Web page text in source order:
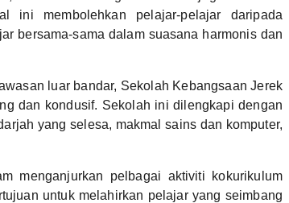
ini membolehkan pelajar-pelajar daripada
bersama-sama dalam suasana harmonis dan
luar bandar, Sekolah Kebangsaan Jerek
dan kondusif. Sekolah ini dilengkapi dengan
yang selesa, makmal sains dan komputer,
menganjurkan pelbagai aktiviti kokurikulum
untuk melahirkan pelajar yang seimbang